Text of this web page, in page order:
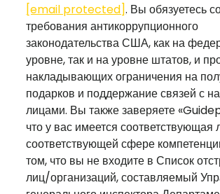
[email protected]. Вы обязуетесь
требования антикоррупционного
законодательства США, как на
уровне, так и на уровне штатов, и
накладывающих ограничения на
подарков и поддержание связей с
лицами. Вы также заверяете
что у вас имеется соответствующая
соответствующей сфере
том, что вы не входите в Список
лиц/организаций, составляемый